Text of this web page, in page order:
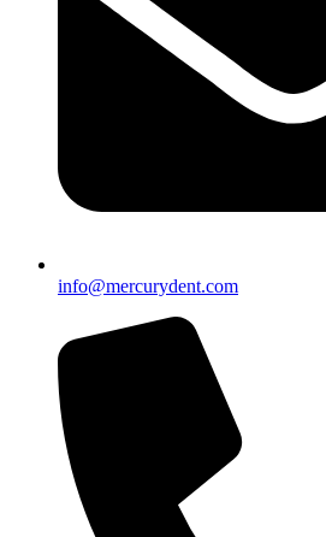
info@mercurydent.com